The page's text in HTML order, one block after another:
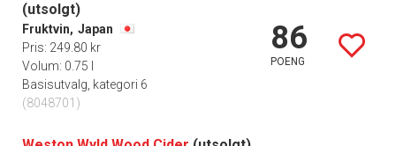
(utsolgt)
Fruktvin, Japan
Pris: 249.80 kr
Volum: 0.75 l
Basisutvalg, kategori 6
(8048701)
86
POENG